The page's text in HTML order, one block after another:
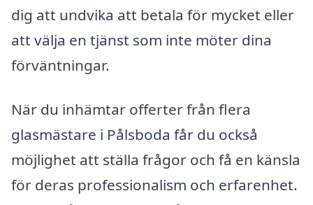
dig att undvika att betala för mycket eller
att välja en tjänst som inte möter dina
förväntningar.
När du inhämtar offerter från flera
glasmästare i Pålsboda får du också
möjlighet att ställa frågor och få en känsla
för deras professionalism och erfarenhet.